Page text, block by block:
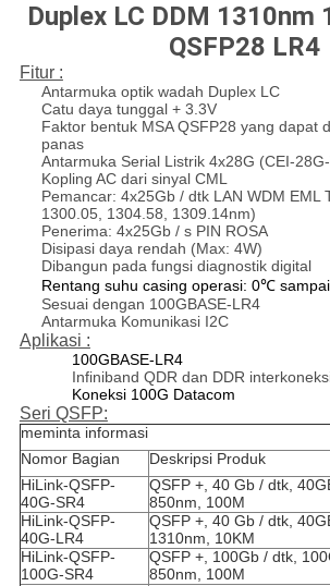
Duplex LC DDM 1310nm
QSFP28 LR4
Fitur :
Antarmuka optik wadah Duplex LC
Catu daya tunggal + 3.3V
Faktor bentuk MSA QSFP28 yang dapat
panas
Antarmuka Serial Listrik 4x28G (CEI-
Kopling AC dari sinyal CML
Pemancar: 4x25Gb / dtk LAN WDM EML
1300.05, 1304.58, 1309.14nm)
Penerima: 4x25Gb / s PIN ROSA
Disipasi daya rendah (Max: 4W)
Dibangun pada fungsi diagnostik digital
Rentang suhu casing operasi: 0℃
Sesuai dengan 100GBASE-LR4
Antarmuka Komunikasi I2C
Aplikasi :
100GBASE-LR4
Infiniband QDR dan DDR
Koneksi 100G Datacom
Seri QSFP:
meminta informasi
Nomor Bagian
Deskripsi Produk
HiLink-QSFP-
40G-SR4
QSFP +, 40 Gb / dtk,
850nm, 100M
HiLink-QSFP-
40G-LR4
QSFP +, 40 Gb / dtk,
1310nm, 10KM
HiLink-QSFP-
100G-SR4
QSFP +, 100Gb / dtk,
850nm, 100M